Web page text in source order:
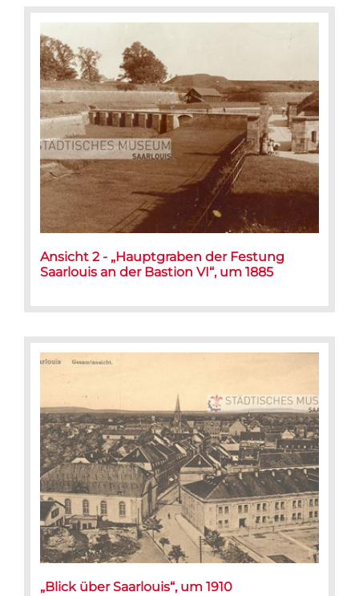
Ansicht 2 - „Hauptgraben der Festung
Saarlouis an der Bastion VI“, um 1885
„Blick über Saarlouis“, um 1910